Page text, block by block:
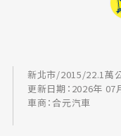
新北市/2015/22.1萬
更新日期：2026年 07
車商：合元汽車